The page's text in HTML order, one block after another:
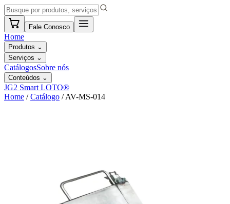
Fale Conosco
Home
Produtos ⌄
Serviços ⌄
CatálogosSobre nós
Conteúdos ⌄
JG2 Smart LOTO®
Home / Catálogo /AV-MS-014